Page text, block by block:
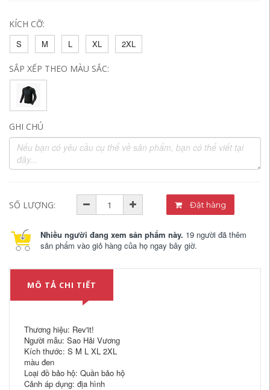
KÍCH CỠ:
S
M L XL 2XL
SẮP XẾP THEO MÀU SẮC:
GHI CHÚ
SỐ LƯỢNG: Đặt hàng
Nhiều người đang xem sản phẩm này. 19 người đã thêm
sản phẩm vào giỏ hàng của họ ngay bây giờ.
MÔ TẢ CHI TIẾT
Thương hiệu: Rev'it!
Người mẫu: Sao Hải Vương
Kích thước: S M L XL 2XL
màu đen
Loại đồ bảo hộ: Quần bảo hộ
Cảnh áp dụng: địa hình